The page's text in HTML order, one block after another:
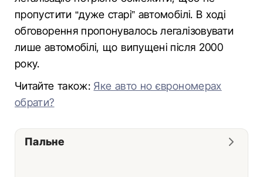
пропустити “дуже старі” автомобілі. В ході
обговорення пропонувалось легалізовувати
лише автомобілі, що випущені після 2000
року.
Читайте також: Яке авто но єврономерах
обрати?
Пальне